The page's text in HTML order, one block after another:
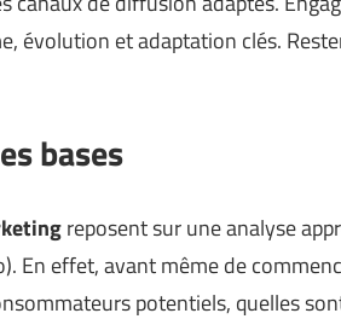
évolution et adaptation clés.
bases
reposent sur une analyse
). En effet, avant même de
potentiels, quelles